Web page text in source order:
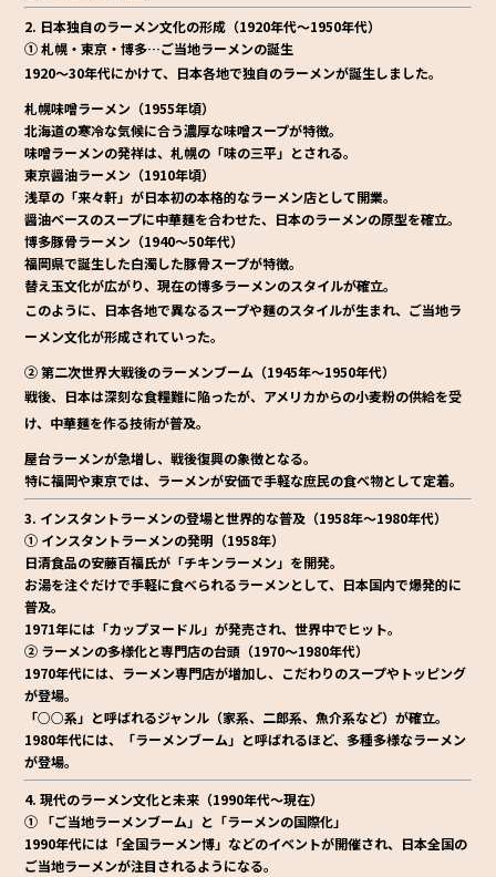
2. 日本独自のラーメン文化の形成（1920年代～1950年代）
① 札幌・東京・博多…ご当地ラーメンの誕生
1920～30年代にかけて、日本各地で独自のラーメンが誕生しました。
札幌味噌ラーメン（1955年頃）
北海道の寒冷な気候に合う濃厚な味噌スープが特徴。
味噌ラーメンの発祥は、札幌の「味の三平」とされる。
東京醤油ラーメン（1910年頃）
浅草の「来々軒」が日本初の本格的なラーメン店として開業。
醤油ベースのスープに中華麺を合わせた、日本のラーメンの原型を確立。
博多豚骨ラーメン（1940～50年代）
福岡県で誕生した白濁した豚骨スープが特徴。
替え玉文化が広がり、現在の博多ラーメンのスタイルが確立。
このように、日本各地で異なるスープや麺のスタイルが生まれ、ご当地ラ
ーメン文化が形成されていった。
② 第二次世界大戦後のラーメンブーム（1945年～1950年代）
戦後、日本は深刻な食糧難に陥ったが、アメリカからの小麦粉の供給を受
け、中華麺を作る技術が普及。
屋台ラーメンが急増し、戦後復興の象徴となる。
特に福岡や東京では、 ラーメンが安価で手軽な庶民の食べ物として定着。
3. インスタントラーメンの登場と世界的な普及（1958年～1980年代）
① インスタントラーメンの発明（1958年）
日清食品の安藤百福氏が「チキンラーメン」を開発。
お湯を注ぐだけで手軽に食べられるラーメンとして、日本国内で爆発的に
普及。
1971年には「カップヌードル」が発売され、世界中でヒット。
② ラーメンの多様化と専門店の台頭（1970～1980年代）
1970年代には、ラーメン専門店が増加し、 こだわりのスープやトッピング
が登場。
「○○系」と呼ばれるジャンル（家系、二郎系、魚介系など）が確立。
1980年代には、「ラーメンブーム」と呼ばれるほど、多種多様なラーメン
が登場。
4. 現代のラーメン文化と未来（1990年代～現在）
① 「ご当地ラーメンブーム」と「ラーメンの国際化」
1990年代には「全国ラーメン博」などのイベントが開催され、日本全国の
ご当地ラーメンが注目されるようになる。